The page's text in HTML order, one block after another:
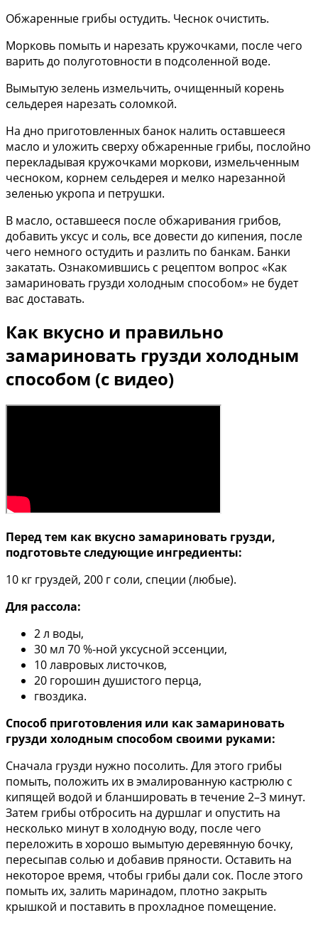
Обжаренные грибы остудить. Чеснок очистить.
Морковь помыть и нарезать кружочками, после чего
варить до полуготовности в подсоленной воде.
Вымытую зелень измельчить, очищенный корень
сельдерея нарезать соломкой.
На дно приготовленных банок налить оставшееся
масло и уложить сверху обжаренные грибы, послойно
перекладывая кружочками моркови, измельченным
чесноком, корнем сельдерея и мелко нарезанной
зеленью укропа и петрушки.
В масло, оставшееся после обжаривания грибов,
добавить уксус и соль, все довести до кипения, после
чего немного остудить и разлить по банкам. Банки
закатать. Ознакомившись с рецептом вопрос «Как
замариновать грузди холодным способом» не будет
вас доставать.
Как вкусно и правильно
замариновать грузди холодным
способом (с видео)
Перед тем как вкусно замариновать грузди,
подготовьте следующие ингредиенты:
10 кг груздей, 200 г соли, специи (любые).
Для рассола:
2 л воды,
30 мл 70 %-ной уксусной эссенции,
10 лавровых листочков,
20 горошин душистого перца,
гвоздика.
Способ приготовления или как замариновать
грузди холодным способом своими руками:
Сначала грузди нужно посолить. Для этого грибы
помыть, положить их в эмалированную кастрюлю с
кипящей водой и бланшировать в течение 2–3 минут.
Затем грибы отбросить на дуршлаг и опустить на
несколько минут в холодную воду, после чего
переложить в хорошо вымытую деревянную бочку,
пересыпав солью и добавив пряности. Оставить на
некоторое время, чтобы грибы дали сок. После этого
помыть их, залить маринадом, плотно закрыть
крышкой и поставить в прохладное помещение.